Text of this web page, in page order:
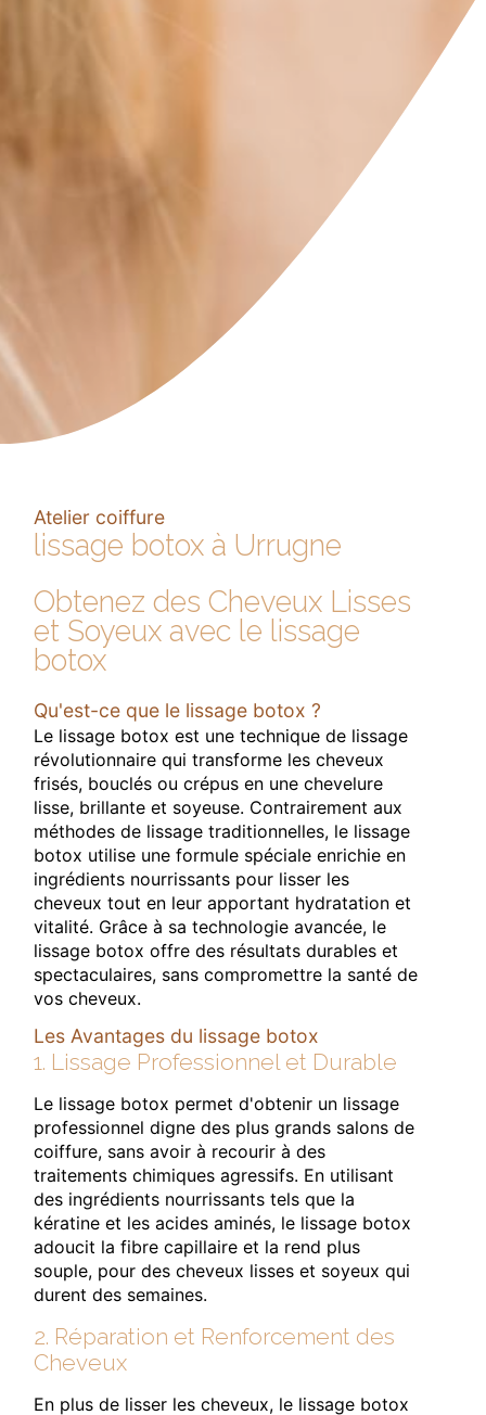
Atelier coiffure
lissage botox à Urrugne
Obtenez des Cheveux Lisses
et Soyeux avec le lissage
botox
Qu'est-ce que le lissage botox ?
Le lissage botox est une technique de lissage
révolutionnaire qui transforme les cheveux
frisés, bouclés ou crépus en une chevelure
lisse, brillante et soyeuse. Contrairement aux
méthodes de lissage traditionnelles, le lissage
botox utilise une formule spéciale enrichie en
ingrédients nourrissants pour lisser les
cheveux tout en leur apportant hydratation et
vitalité. Grâce à sa technologie avancée, le
lissage botox offre des résultats durables et
spectaculaires, sans compromettre la santé de
vos cheveux.
Les Avantages du lissage botox
1. Lissage Professionnel et Durable
Le lissage botox permet d'obtenir un lissage
professionnel digne des plus grands salons de
coiffure, sans avoir à recourir à des
traitements chimiques agressifs. En utilisant
des ingrédients nourrissants tels que la
kératine et les acides aminés, le lissage botox
adoucit la fibre capillaire et la rend plus
souple, pour des cheveux lisses et soyeux qui
durent des semaines.
2. Réparation et Renforcement des
Cheveux
En plus de lisser les cheveux, le lissage botox